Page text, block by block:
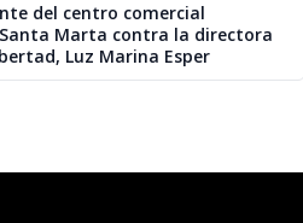
del centro comercial
Marta contra la directora
Luz Marina Esper